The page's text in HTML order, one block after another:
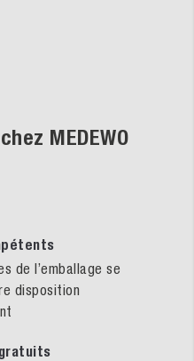
MEDEWO
de l’emballage se
disposition